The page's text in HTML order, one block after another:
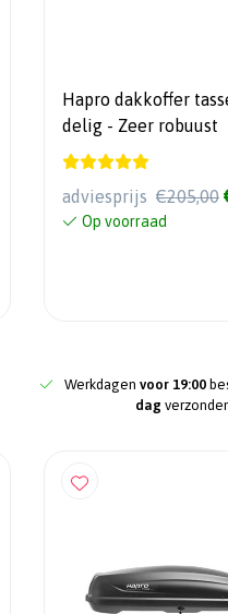
Hapro dakkoffer
delig - Zeer robuust
adviesprijs €205,00
Op voorraad
Werkdagen voor 19:00
dag